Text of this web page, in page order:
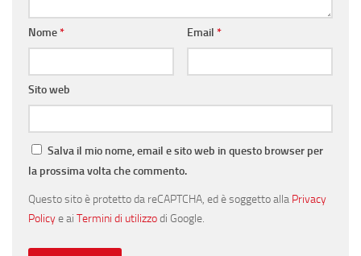
Nome* Email *
Sito web
Salva il mio nome, email e sito web in questo browser per
la prossima volta che commento.
Questo sito è protetto da reCAPTCHA, ed è soggetto alla Privacy
Policye ai Termini di utilizzodi Google.